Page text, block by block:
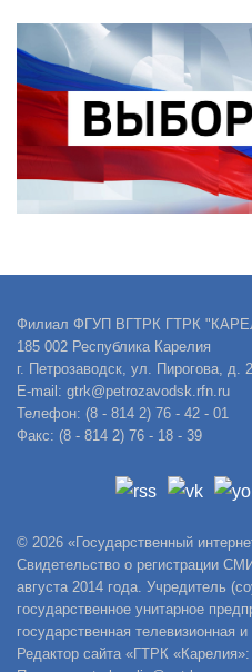
Филиал ФГУП ВГТРК ГТРК
185 002 Республика Карелия
г. Петрозаводск, ул. Пирогова, д. 2
E-mail: gtrk@petrozavodsk.rfn.ru
Телефон: (8 - 814 2) 76 - 42 - 01
Факс: (8 - 814 2) 76 - 18 - 39
© 2026 «Государственный
Свидетельство о регистрации
августа 2014 года. Учредитель
государственное унитарное
государственная телевизионная
Редактор сайта «ГТРК